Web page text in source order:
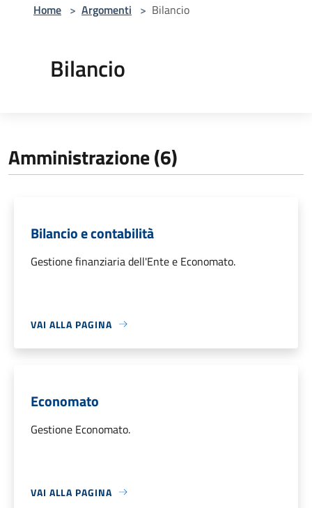
Home > Argomenti > Bilancio
Bilancio
Amministrazione (6)
Bilancio e contabilità
Gestione finanziaria dell'Ente e Economato.
VAI ALLA PAGINA
Economato
Gestione Economato.
VAI ALLA PAGINA